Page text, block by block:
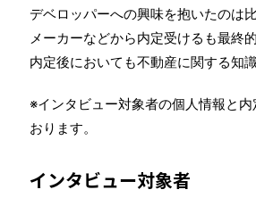
デベロッパーへの興味を抱いたのは
メーカーなどから内定受けるも最終
内定後においても不動産に関する知
※インタビュー対象者の個人情報と
おります。
インタビュー対象者